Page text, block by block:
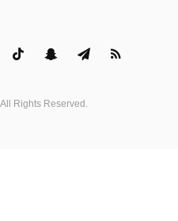
Rights Reserved.